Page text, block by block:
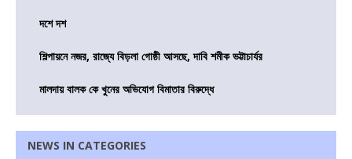
দশে দশ
শিল্পায়নে নজর, রাজ্যে বিড়লা গোষ্ঠী আসছে, দাবি শমীক ভট্টাচার্যর
মালদায় বালক কে খুনের অভিযোগ বিমাতার বিরুদ্ধে
NEWS IN CATEGORIES